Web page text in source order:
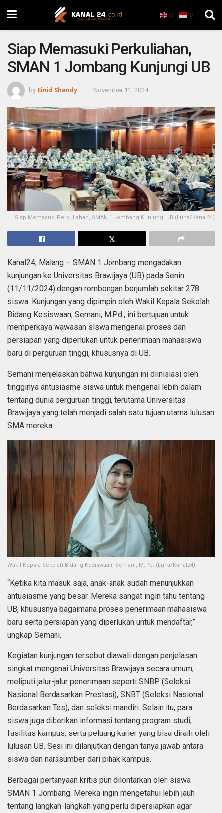
EN ID
Siap Memasuki Perkuliahan,
SMAN 1 Jombang Kunjungi UB
by Einid Shandy November 11, 2024
Siap Memasuki Perkuliahan, SMAN 1 Jombang Kunjungi UB (Luna/Kanal24)
Kanal24, Malang – SMAN 1 Jombang mengadakan
kunjungan ke Universitas Brawijaya (UB) pada Senin
(11/11/2024) dengan rombongan berjumlah sekitar 278
siswa. Kunjungan yang dipimpin oleh Wakil Kepala Sekolah
Bidang Kesiswaan, Semani, M.Pd., ini bertujuan untuk
memperkaya wawasan siswa mengenai proses dan
persiapan yang diperlukan untuk penerimaan mahasiswa
baru di perguruan tinggi, khususnya di UB.
Semani menjelaskan bahwa kunjungan ini diinisiasi oleh
tingginya antusiasme siswa untuk mengenal lebih dalam
tentang dunia perguruan tinggi, terutama Universitas
Brawijaya yang telah menjadi salah satu tujuan utama lulusan
SMA mereka.
Wakil Kepala Sekolah Bidang Kesiswaan, Semani, M.Pd. (Luna/Kanal24)
“Ketika kita masuk saja, anak-anak sudah menunjukkan
antusiasme yang besar. Mereka sangat ingin tahu tentang
UB, khususnya bagaimana proses penerimaan mahasiswa
baru serta persiapan yang diperlukan untuk mendaftar,”
ungkap Semani.
Kegiatan kunjungan tersebut diawali dengan penjelasan
singkat mengenai Universitas Brawijaya secara umum,
meliputi jalur-jalur penerimaan seperti SNBP (Seleksi
Nasional Berdasarkan Prestasi), SNBT (Seleksi Nasional
Berdasarkan Tes), dan seleksi mandiri. Selain itu, para
siswa juga diberikan informasi tentang program studi,
fasilitas kampus, serta peluang karier yang bisa diraih oleh
lulusan UB. Sesi ini dilanjutkan dengan tanya jawab antara
siswa dan narasumber dari pihak kampus.
Berbagai pertanyaan kritis pun dilontarkan oleh siswa
SMAN 1 Jombang. Mereka ingin mengetahui lebih jauh
tentang langkah-langkah yang perlu dipersiapkan agar